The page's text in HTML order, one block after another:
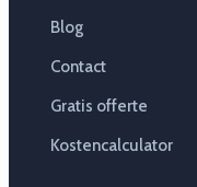
Blog
Contact
Gratis offerte
Kostencalculator